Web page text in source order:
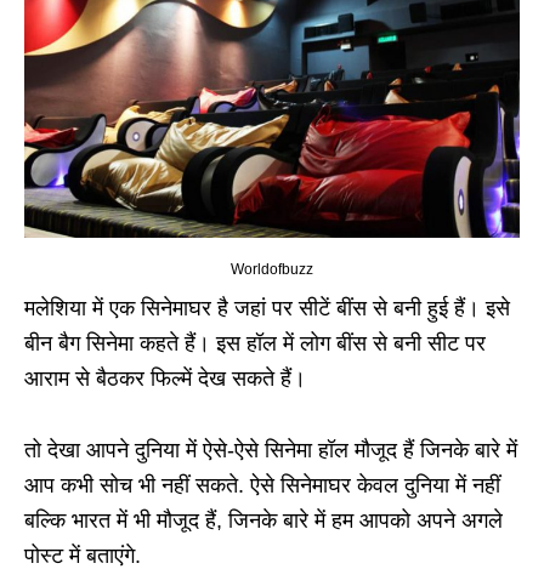
Worldofbuzz
मलेशिया में एक सिनेमाघर है जहां पर सीटें बींस से बनी हुई हैं। इसे
बीन बैग सिनेमा कहते हैं। इस हॉल में लोग बींस से बनी सीट पर
आराम से बैठकर फिल्में देख सकते हैं।
तो देखा आपने दुनिया में ऐसे-ऐसे सिनेमा हॉल मौजूद हैं जिनके बारे में
आप कभी सोच भी नहीं सकते. ऐसे सिनेमाघर केवल दुनिया में नहीं
बल्कि भारत में भी मौजूद हैं, जिनके बारे में हम आपको अपने अगले
पोस्ट में बताएंगे.